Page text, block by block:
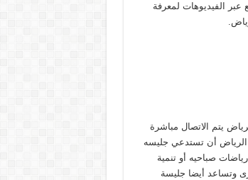
عبر الفيديوهات لمعرفة
يتم الاتصال مباشرة
أن تستدعي جليسه
صباحيه أو تنمية
وتساعد أيضا جليسة